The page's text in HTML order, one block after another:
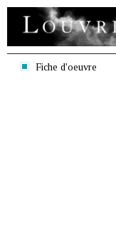
Fiche d'oeuvre